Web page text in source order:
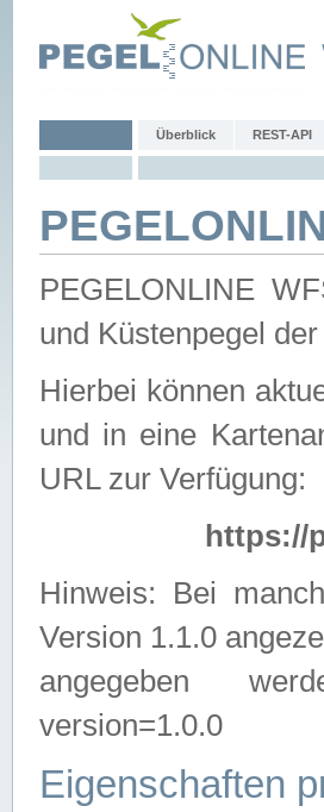
Überblick REST-API
PEGELONLINE
und Küstenpegel
Hierbei können
und in eine
URL zur Verfügung:
https://
Hinweis: Bei
Version 1.1.0
angegeben
version=1.0.0
Eigenschaften